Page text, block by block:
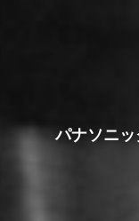
パナソニ